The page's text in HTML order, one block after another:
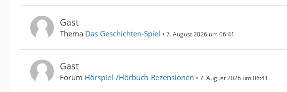
Gast
Thema Das Geschichten-Spiel 7. August 2026 um 06:41
Gast
Forum Hörspiel-/Hörbuch-Rezensionen 7. August 2026 um 06:41